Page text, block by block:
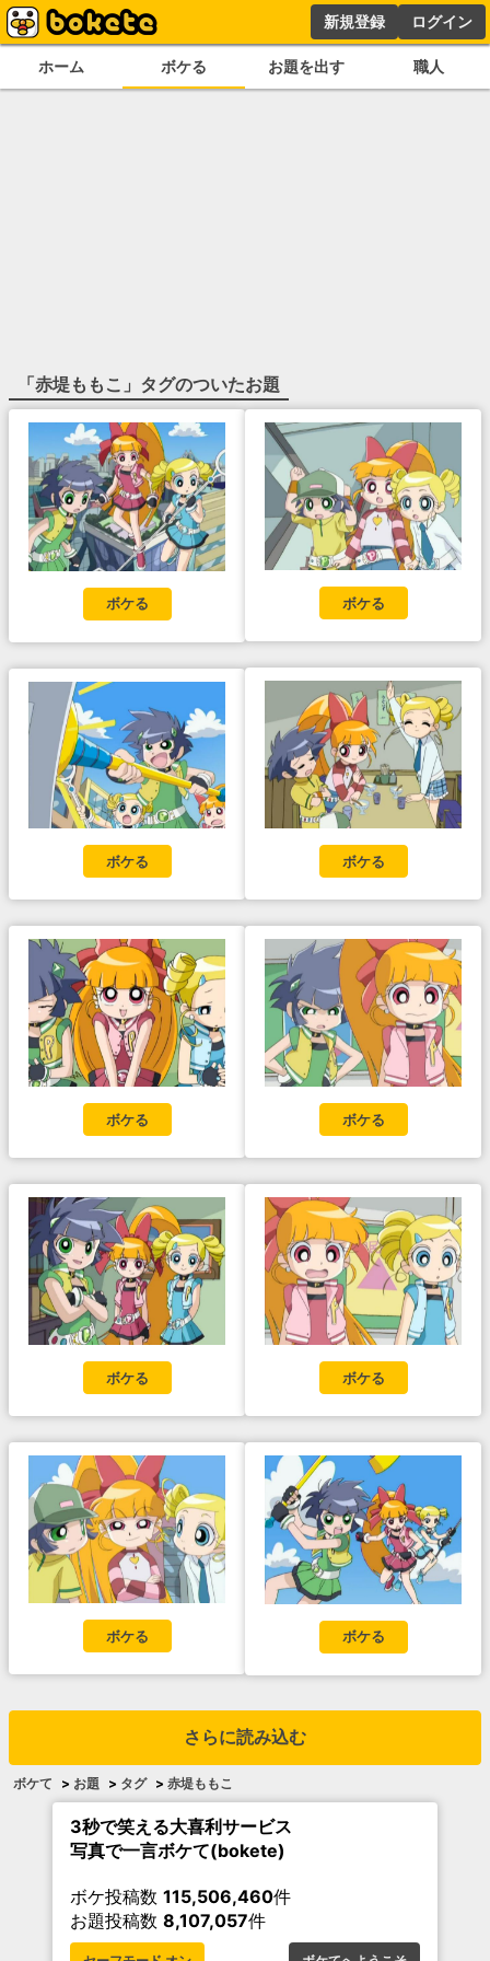
新規登録 ログイン
ホーム ボケる お題を出す 職人
「赤堤ももこ 」タグのついたお題
ボケる
ボケる
ボケる
ボケる
ボケる
ボケる
ボケる
ボケる
ボケる
ボケる
さらに読み込む
ボケて > お題 > タグ > 赤堤ももこ
3秒で笑える大喜利サービス
写真で一言ボケて(bokete)
ボケ投稿数 115,506,460件
お題投稿数 8,107,057件